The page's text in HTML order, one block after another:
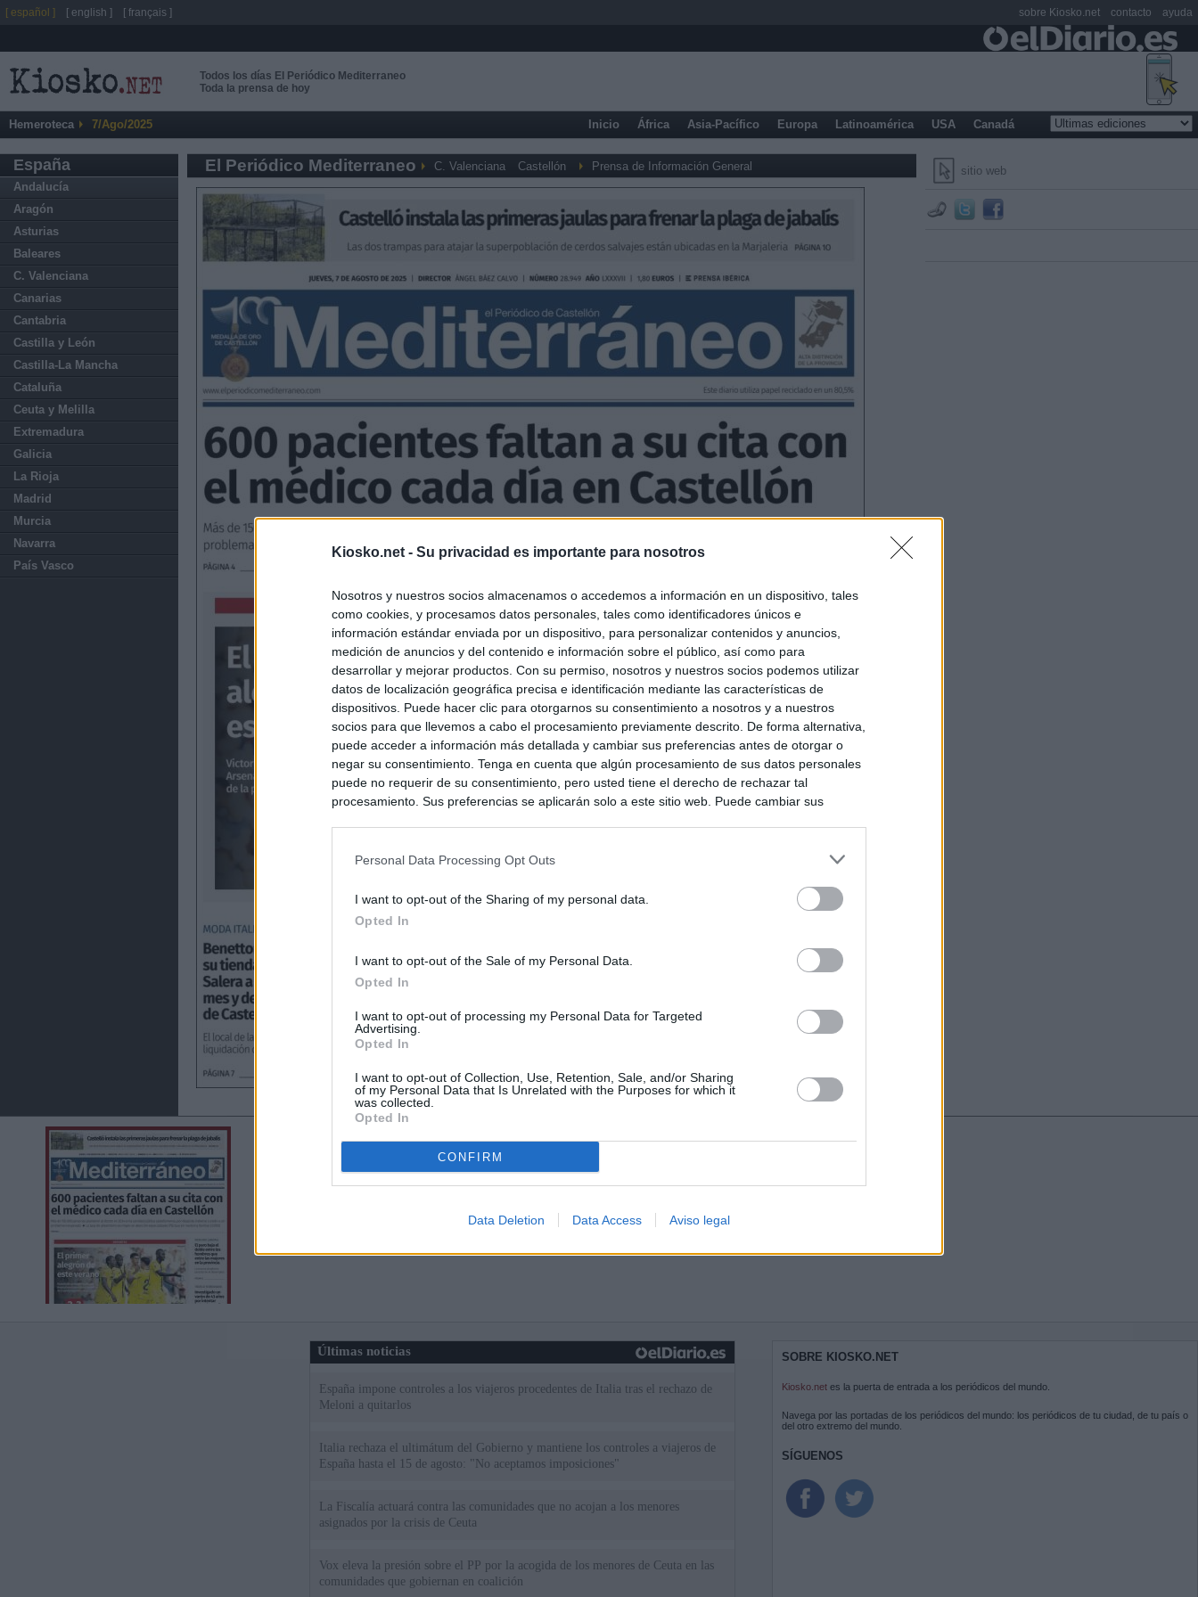
Kiosko.net - Su privacidad es importante para nosotros
Nosotros y nuestros socios almacenamos o accedemos a información en un dispositivo, tales
como cookies, y procesamos datos personales, tales como identificadores únicos e
información estándar enviada por un dispositivo, para personalizar contenidos y anuncios,
medición de anuncios y del contenido e información sobre el público, así como para
desarrollar y mejorar productos. Con su permiso, nosotros y nuestros socios podemos utilizar
datos de localización geográfica precisa e identificación mediante las características de
dispositivos. Puede hacer clic para otorgarnos su consentimiento a nosotros y a nuestros
socios para que llevemos a cabo el procesamiento previamente descrito. De forma alternativa,
puede acceder a información más detallada y cambiar sus preferencias antes de otorgar o
negar su consentimiento. Tenga en cuenta que algún procesamiento de sus datos personales
puede no requerir de su consentimiento, pero usted tiene el derecho de rechazar tal
procesamiento. Sus preferencias se aplicarán solo a este sitio web. Puede cambiar sus
Personal Data Processing Opt Outs
I want to opt-out of the Sharing of my personal data.
Opted In
I want to opt-out of the Sale of my Personal Data.
Opted In
I want to opt-out of processing my Personal Data for Targeted
Advertising.
Opted In
I want to opt-out of Collection, Use, Retention, Sale, and/or Sharing
of my Personal Data that Is Unrelated with the Purposes for which it
was collected.
Opted In
CONFIRM
Data Deletion Data Access Aviso legal
Todos los días El Periódico Mediterraneo
Toda la prensa de hoy
Hemeroteca 7/Ago/2025 Inicio África Asia-Pacífico Europa Latinoamérica USA Canadá
España
Andalucía
Aragón
Asturias
Baleares
C. Valenciana
Canarias
Cantabria
Castilla y León
Castilla-La Mancha
Cataluña
Ceuta y Melilla
Extremadura
Galicia
La Rioja
Madrid
Murcia
Navarra
País Vasco
sitio web
El Periódico Mediterraneo C. Valenciana Castellón Prensa de Información General
Últimas noticias
España impone controles a los viajeros procedentes de Italia tras el rechazo de
Meloni a quitarlos
Italia rechaza el ultimátum del Gobierno y mantiene los controles a viajeros de
España hasta el 15 de agosto: "No aceptamos imposiciones"
La Fiscalía actuará contra las comunidades que no acojan a los menores
asignados por la crisis de Ceuta
Vox eleva la presión sobre el PP por la acogida de los menores de Ceuta en las
comunidades que gobiernan en coalición
SOBRE KIOSKO.NET
Kiosko.net es la puerta de entrada a los periódicos del mundo.
Navega por las portadas de los periódicos del mundo: los periódicos de tu ciudad, de tu país o
del otro extremo del mundo.
SÍGUENOS
[ español ] [ english ] [ français ] sobre Kiosko.net contacto ayuda